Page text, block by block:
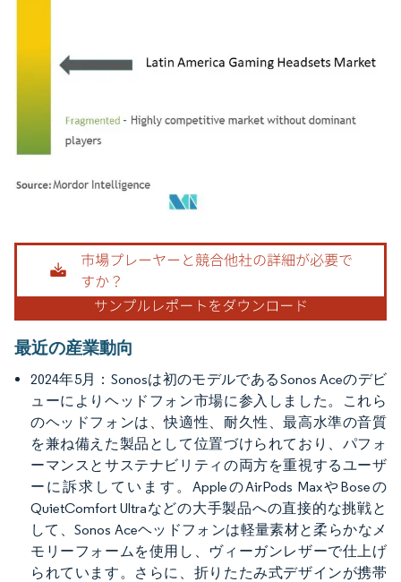
画像 © Mordor Intelligence。再利用にはCC BY 4.0の表示が必要です。
最近の産業動向
2024年5月：Sonosは初のモデルであるSonos Aceのデビ
ューによりヘッドフォン市場に参入しました。これら
のヘッドフォンは、快適性、耐久性、最高水準の音質
を兼ね備えた製品として位置づけられており、パフォ
ーマンスとサステナビリティの両方を重視するユーザ
ーに訴求しています。AppleのAirPods MaxやBoseの
QuietComfort Ultraなどの大手製品への直接的な挑戦と
して、Sonos Aceヘッドフォンは軽量素材と柔らかなメ
モリーフォームを使用し、ヴィーガンレザーで仕上げ
られています。さらに、折りたたみ式デザインが携帯